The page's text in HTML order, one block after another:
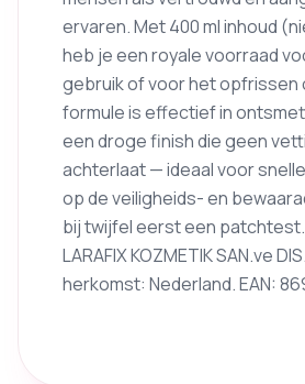
ervaren. Met 400 ml inhoud
heb je een royale voorraad
gebruik of voor het opfrissen
formule is effectief in
een droge finish die geen
achterlaat — ideaal voor
op de veiligheids- en
bij twijfel eerst een
LARAFIX KOZMETIK SAN.ve
herkomst: Nederland. EAN: